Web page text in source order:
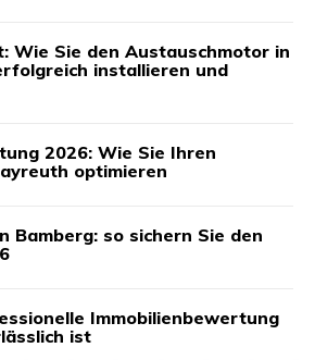
Wie Sie den Austauschmotor in
installieren und
2026: Wie Sie Ihren
optimieren
Bamberg: so sichern Sie den
Immobilienbewertung
ist